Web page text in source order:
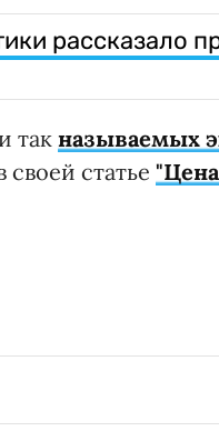
рассказало
так называемых
своей статье